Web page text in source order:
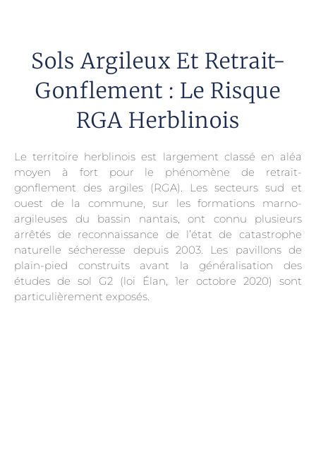
Sols Argileux Et Retrait-
Gonflement : Le Risque
RGA Herblinois
Le territoire herblinois est largement classé en aléa
moyen à fort pour le phénomène de retrait-
gonflement des argiles (RGA). Les secteurs sud et
ouest de la commune, sur les formations marno-
argileuses du bassin nantais, ont connu plusieurs
arrêtés de reconnaissance de l’état de catastrophe
naturelle sécheresse depuis 2003. Les pavillons de
plain-pied construits avant la généralisation des
études de sol G2 (loi Élan, 1er octobre 2020) sont
particulièrement exposés.